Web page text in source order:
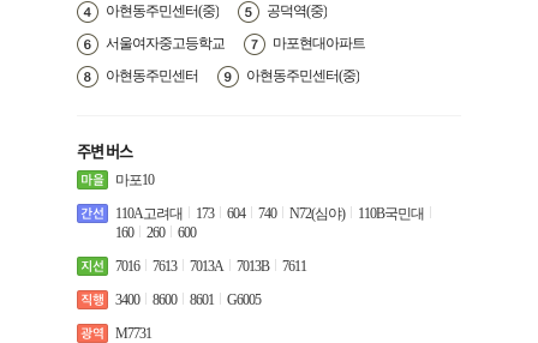
아현동주민센터(중)
공덕역(중)
서울여자중고등학교
마포현대아파트
아현동주민센터
아현동주민센터(중)
주변 버스
마포10
110A고려대
173 604 740 N72(심야)
110B국민대
160
260
600
7016
7613 7013A 7013B
7611
3400
8600 8601
G6005
M7731